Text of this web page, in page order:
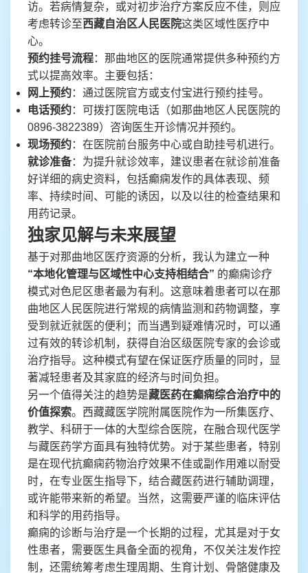
访。若病情复杂，或对初步治疗方案反应不佳，则应
考虑转诊至西藏自治区人民医院这类区域性医疗中
心。
预约挂号流程：那曲地区的医院通常提供多种预约方
式以提高效率。主要包括：
网上预约：通过医院官方或支付宝进行预约挂号。
电话预约：可拨打医院电话（如那曲地区人民医院的
0896-3822389）咨询医生开诊情况并预约。
现场预约：在医院前台服务中心或自助挂号机进行。
就诊准备：为提升就诊效率，建议患者在就诊前准备
好详细的病史资料，包括癫痫发作的具体表现、频
率、持续时间、可能的诱因，以及以往的检查结果和
用药记录。
独家见解与未来展望
基于对那曲地区医疗资源的分析，我认为建立一种
“本地化管理与区域性中心支持相结合” 的癫痫诊疗
模式对色尼区患者最为有利。这意味着患者可以在那
曲地区人民医院进行常规的病情监测和药物调整，享
受到就近就医的便利；而当遇到疑难情况时，可以通
过有效的转诊机制，获得自治区级医院专家的会诊或
治疗指导。这种模式有望在保证医疗质量的同时，显
著减轻患者及其家庭的经济与时间负担。
另一个值得关注的趋势是藏医药在癫痫综合治疗中的
价值探索。西藏藏医学院附属医院作为一所集医疗、
教学、科研于一体的大型综合医院，在融合现代医学
与藏医药学方面具有独特优势。对于某些患者，特别
是在现代抗癫痫药物治疗效果不佳或副作用难以耐受
时，在专业医生指导下，结合藏医药进行辅助调理，
或许能带来新的希望。当然，这需要严谨的临床评估
和科学的用药指导。
癫痫的诊断与治疗是一个长期的过程，尤其是对于女
性患者，需要医生具备全面的视角，不仅关注发作控
制，还需统筹考虑生理周期、生育计划、骨骼健康及